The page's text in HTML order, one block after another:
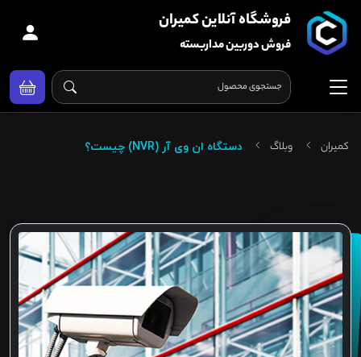
فروشگاه آنلاین کمیران
فروش دوربین مداربسته
کمیران وبلاگ دستگاه ان وی آر (NVR) چیست؟